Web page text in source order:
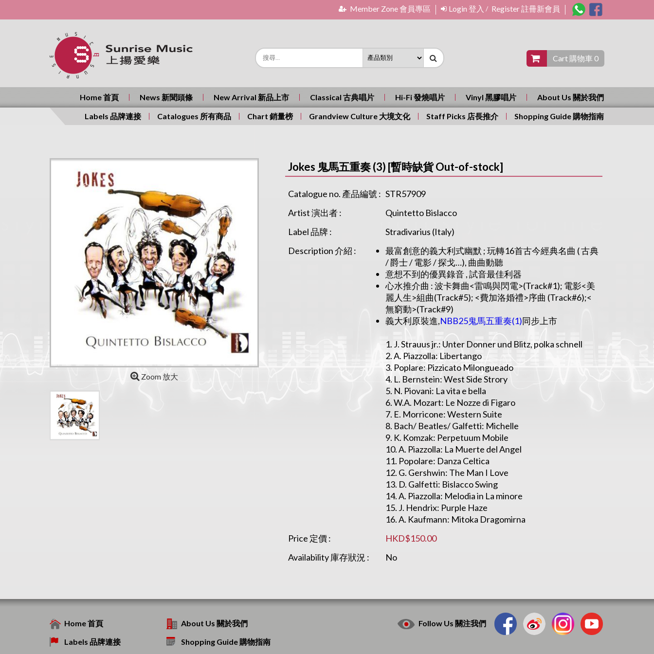
Member Zone 會員專區 Login 登入 / Register 註冊新會員
Cart 購物車 0
Home 首頁 News 新聞頭條 New Arrival 新品上市 Classical 古典唱片 Hi-Fi 發燒唱片 Vinyl 黑膠唱片 About Us 關於我們
Labels 品牌連接 Catalogues 所有商品 Chart 銷量榜 Grandview Culture 大境文化 Staff Picks 店長推介 Shopping Guide 購物指南
Zoom 放大
Jokes 鬼馬五重奏 (3) [暫時缺貨 Out-of-stock]
Catalogue no. 產品編號 : STR57909
Artist 演出者 :
Quintetto Bislacco
Label 品牌 :
Stradivarius (Italy)
Description 介紹 :
最富創意的義大利式幽默 ; 玩轉16首古今經典名曲 ( 古典
/ 爵士 / 電影 / 探戈…), 曲曲動聽
意想不到的優異錄音 , 試音最佳利器
心水推介曲 : 波卡舞曲<雷鳴與閃電>(Track#1); 電影<美
麗人生>組曲(Track#5); <費加洛婚禮>序曲 (Track#6);<
無窮動>(Track#9)
義大利原裝進,NBB25鬼馬五重奏(1)同步上市
1. J. Strauus jr.: Unter Donner und Blitz, polka schnell
2. A. Piazzolla: Libertango
3. Poplare: Pizzicato Milongueado
4. L. Bernstein: West Side Strory
5. N. Piovani: La vita e bella
6. W.A. Mozart: Le Nozze di Figaro
7. E. Morricone: Western Suite
8. Bach/ Beatles/ Galfetti: Michelle
9. K. Komzak: Perpetuum Mobile
10. A. Piazzolla: La Muerte del Angel
11. Popolare: Danza Celtica
12. G. Gershwin: The Man I Love
13. D. Galfetti: Bislacco Swing
14. A. Piazzolla: Melodia in La minore
15. J. Hendrix: Purple Haze
16. A. Kaufmann: Mitoka Dragomirna
Price 定價 :
HKD$150.00
Availability 庫存狀況 :
No
Home 首頁
About Us 關於我們
Labels 品牌連接
Shopping Guide 購物指南
Follow Us 關注我們